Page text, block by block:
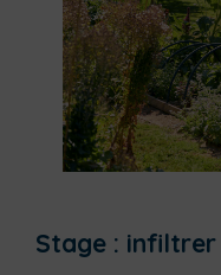
Stage : infiltrer